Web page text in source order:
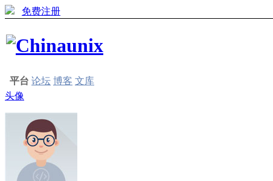
免费注册
平台 论坛 博客 文库
头像